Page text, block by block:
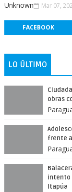
Unknown Mar 07,
FACEBOOK
LO ÚLTIMO
obras
frente
intento
Itapúa